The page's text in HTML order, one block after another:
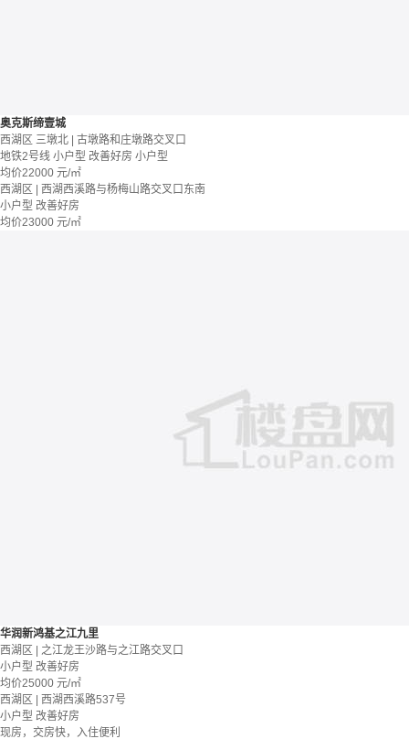
奥克斯缔壹城
西湖区 三墩北 | 古墩路和庄墩路交叉口
地铁2号线 小户型 改善好房 小户型
均价22000 元/㎡
西湖区 | 西湖西溪路与杨梅山路交叉口东南
小户型 改善好房
均价23000 元/㎡
华润新鸿基之江九里
西湖区 | 之江龙王沙路与之江路交叉口
小户型 改善好房
均价25000 元/㎡
西湖区 | 西湖西溪路537号
小户型 改善好房
现房，交房快，入住便利